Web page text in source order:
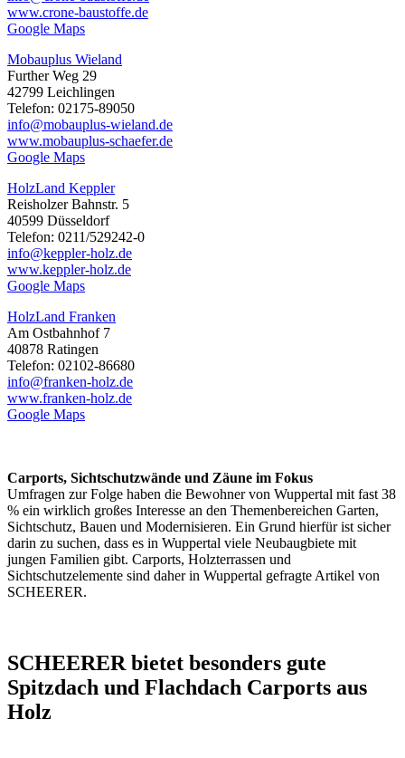
www.crone-baustoffe.de
Google Maps
Mobauplus Wieland
Further Weg 29
42799 Leichlingen
Telefon: 02175-89050
info@mobauplus-wieland.de
www.mobauplus-schaefer.de
Google Maps
HolzLand Keppler
Reisholzer Bahnstr. 5
40599 Düsseldorf
Telefon: 0211/529242-0
info@keppler-holz.de
www.keppler-holz.de
Google Maps
HolzLand Franken
Am Ostbahnhof 7
40878 Ratingen
Telefon: 02102-86680
info@franken-holz.de
www.franken-holz.de
Google Maps
Carports, Sichtschutzwände und Zäune im Fokus
Umfragen zur Folge haben die Bewohner von Wuppertal mit fast 38
% ein wirklich großes Interesse an den Themenbereichen Garten,
Sichtschutz, Bauen und Modernisieren. Ein Grund hierfür ist sicher
darin zu suchen, dass es in Wuppertal viele Neubaugbiete mit
jungen Familien gibt. Carports, Holzterrassen und
Sichtschutzelemente sind daher in Wuppertal gefragte Artikel von
SCHEERER.
SCHEERER bietet besonders gute
Spitzdach und Flachdach Carports aus
Holz